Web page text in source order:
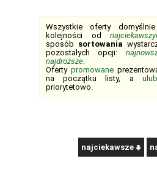
Wszystkie oferty
kolejności od
sposób sortowania
pozostałych opcji:
najdroższe.
Oferty promowane
na początku listy, a
priorytetowo.
najciekawsze